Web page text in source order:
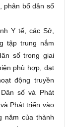
phân bổ dân số
Y tế, các Sở,
tập trung nắm
số trong giai
phù hợp, đạt
động truyền
số và Phát
Phát triển vào
năm của thành